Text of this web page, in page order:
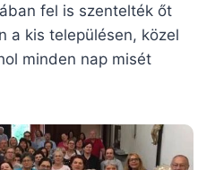
fel is szentelték őt
a kis településen, közel
minden nap misét